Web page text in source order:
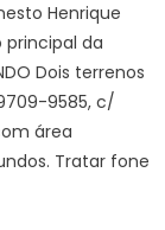
Henrique
principal da
Dois terrenos
9585, c/
área
Tratar fone